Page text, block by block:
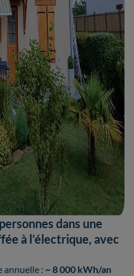
dans une
à l’électrique, avec
annuelle : ~ 8 000 kWh/an